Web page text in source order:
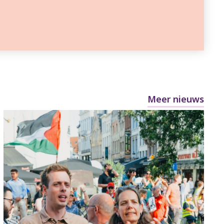
Meer nieuws